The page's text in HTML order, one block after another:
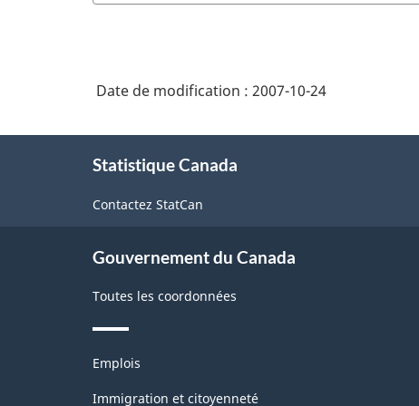
Date de modification : 2007-10-24
Statistique Canada
Contactez StatCan
Gouvernement du Canada
Toutes les coordonnées
Thèmes
sujets
Emplois
Immigration et citoyenneté